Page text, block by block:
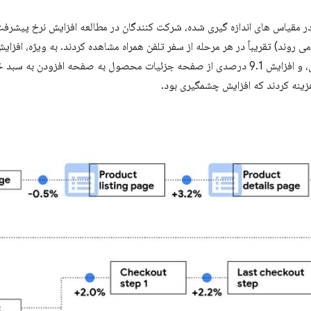
سایت در مقیاس های اندازه گیری شده، شرکت کنندگان در مطالعه افزایش نرخ
محصول به صفحه جزئیات محصول، و افزایش 9.1 درصدی از صفحه جزئیات محصول به صفحه